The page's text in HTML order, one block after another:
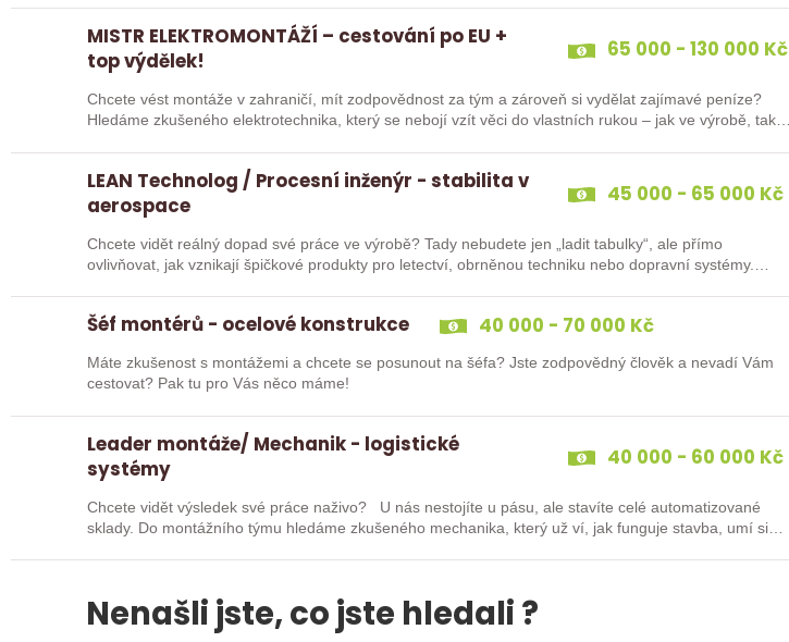
MISTR ELEKTROMONTÁŽÍ – cestování po EU +
top výdělek!
65 000 - 130 000 Kč
Chcete vést montáže v zahraničí, mít zodpovědnost za tým a zároveň si vydělat zajímavé peníze?
Hledáme zkušeného elektrotechnika, který se nebojí vzít věci do vlastních rukou – jak ve výrobě, tak…
LEAN Technolog / Procesní inženýr - stabilita v
aerospace
45 000 - 65 000 Kč
Chcete vidět reálný dopad své práce ve výrobě? Tady nebudete jen „ladit tabulky“, ale přímo
ovlivňovat, jak vznikají špičkové produkty pro letectví, obrněnou techniku nebo dopravní systémy.
Šéf montérů - ocelové konstrukce 40 000 - 70 000 Kč
Máte zkušenost s montážemi a chcete se posunout na šéfa? Jste zodpovědný člověk a nevadí Vám
cestovat? Pak tu pro Vás něco máme!
Leader montáže/ Mechanik - logistické
systémy
40 000 - 60 000 Kč
Chcete vidět výsledek své práce naživo? U nás nestojíte u pásu, ale stavíte celé automatizované
sklady. Do montážního týmu hledáme zkušeného mechanika, který už ví, jak funguje stavba, umí si…
Nenašli jste, co jste hledali ?